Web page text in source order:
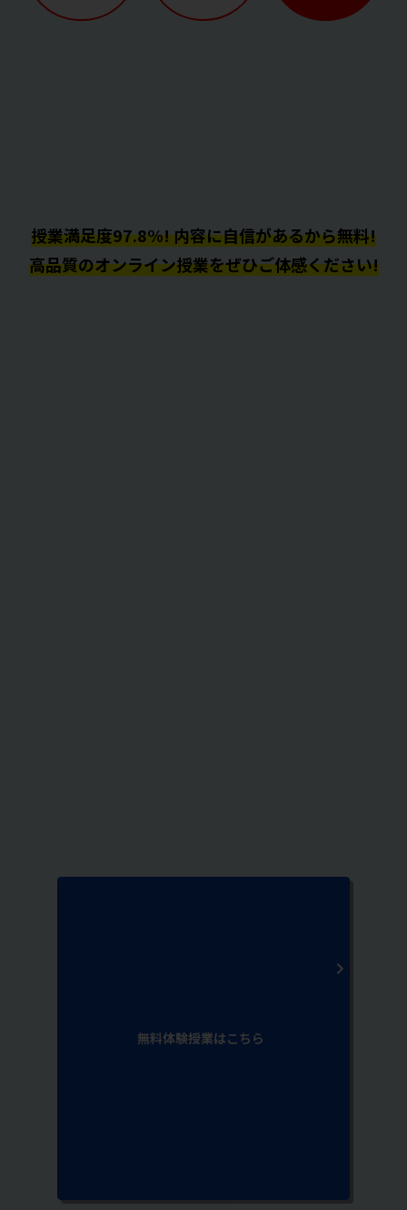
授業満足度97.8%! 内容に自信があるから無料!
高品質のオンライン授業をぜひご体感ください!
無料体験授業はこちら